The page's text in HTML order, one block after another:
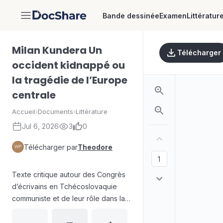
DocShare Bande dessinéeExamenLittérature
Milan Kundera Un
occident kidnappé ou
la tragédie de l’Europe
centrale
Accueil›Documents›Littérature
Jul 6, 2026 3 0
Télécharger parTheodore
Texte critique autour des Congrès
d’écrivains en Tchécoslovaquie
communiste et de leur rôle dans la
Télécharger